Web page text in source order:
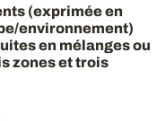
(exprimée en
environnement)
en mélanges ou
zones et trois